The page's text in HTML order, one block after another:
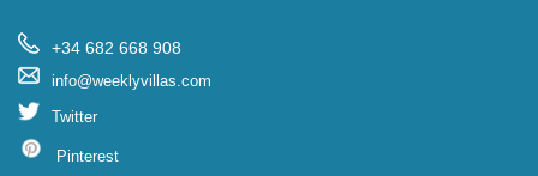
+34 682 668 908
info@weeklyvillas.com
Twitter
Pinterest